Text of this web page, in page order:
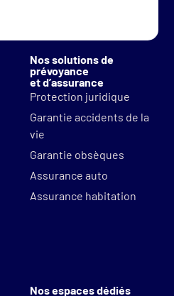
Nos solutions de
prévoyance
et d’assurance
Protection juridique
Garantie accidents de la
vie
Garantie obsèques
Assurance auto
Assurance habitation
Nos espaces dédiés